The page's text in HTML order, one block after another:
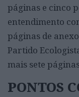
páginas e cinco
entendimento
páginas de
Partido
mais sete
PONTOS